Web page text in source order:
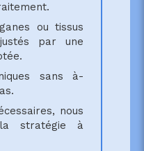
ou tissus
par une
sans à-
nous
stratégie à